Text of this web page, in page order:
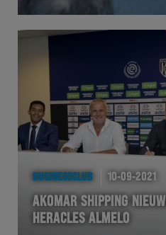
BUSINESSCLUB 10-09-2021
AKOMAR SHIPPING
HERACLES ALMELO